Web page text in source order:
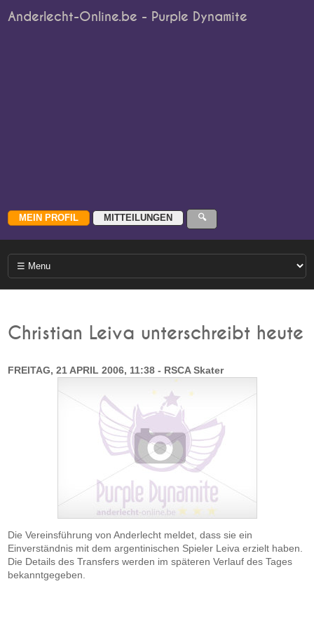
Anderlecht-Online.be - Purple Dynamite
Christian Leiva unterschreibt heute
FREITAG, 21 APRIL 2006, 11:38 - RSCA Skater
Die Vereinsführung von Anderlecht meldet, dass sie ein
Einverständnis mit dem argentinischen Spieler Leiva erzielt haben.
Die Details des Transfers werden im späteren Verlauf des Tages
bekanntgegeben.